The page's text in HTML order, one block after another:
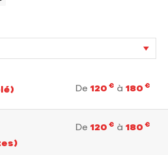
De 120 € à 180 €
De 120 € à 180 €